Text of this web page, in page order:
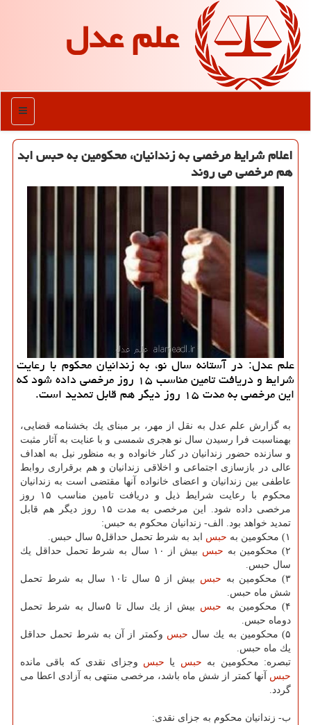
علم عدل
منو
اعلام شرایط مرخصی به زندانیان، محكومین به حبس ابد
هم مرخصی می روند
علم عدل: در آستانه سال نو، به زندانیان محكوم با رعایت
شرایط و دریافت تامین مناسب ۱۵ روز مرخصی داده شود كه
این مرخصی به مدت ۱۵ روز دیگر هم قابل تمدید است.
به گزارش علم عدل به نقل از مهر، بر مبنای یك بخشنامه قضایی،
بهمناسبت فرا رسیدن سال نو هجری شمسی و با عنایت به آثار مثبت
و سازنده حضور زندانیان در كنار خانواده و به منظور نیل به اهداف
عالی در بازسازی اجتماعی و اخلاقی زندانیان و هم برقراری روابط
عاطفی بین زندانیان و اعضای خانواده آنها مقتضی است به زندانیان
محكوم با رعایت شرایط ذیل و دریافت تامین مناسب ۱۵ روز
مرخصی داده شود. این مرخصی به مدت ۱۵ روز دیگر هم قابل
تمدید خواهد بود. الف- زندانیان محكوم به حبس:
۱) محكومین به
حبس ابد به شرط تحمل حداقل۵ سال حبس.
۲) محكومین به
حبس
بیش از ۱۰ سال به شرط تحمل حداقل یك
سال حبس.
۳) محكومین به
حبس
بیش از ۵ سال تا۱۰ سال به شرط تحمل
شش ماه حبس.
۴) محكومین به
حبس
بیش از یك سال تا ۵سال به شرط تحمل
دوماه حبس.
۵) محكومین به یك سال
حبس وكمتر از آن به شرط تحمل حداقل
یك ماه حبس.
تبصره: محكومین به حبس یا حبس وجزای نقدی كه باقی مانده
حبس آنها كمتر از شش ماه باشد، مرخصی منتهی به آزادی اعطا می
گردد.
ب- زندانیان محكوم به جزای نقدی: